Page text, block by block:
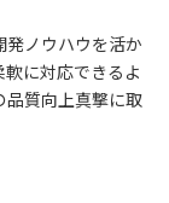
発ノウハウを活か
に対応できるよ
品質向上真撃に取